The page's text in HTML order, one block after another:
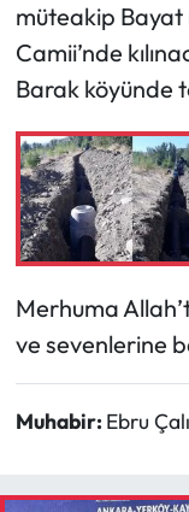
müteakip
Camii’nde
Barak köyünde
Merhuma
ve sevenlerine
Muhabir: Ebru
Kültür Sanat
Laçin
Magazin
Mecitözü
Ortaköy